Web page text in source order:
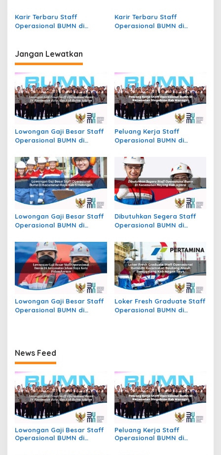
Tegal
Horisan, Kab. Simalungun
Karir Terbaru Staff
Operasional BUMN di
Karir Terbaru Staff
Operasional BUMN di
Jangan Lewatkan
Lowongan Gaji Besar Staff
Operasional BUMN di
Buton Selatan
Peluang Kerja Staff
Operasional BUMN di
Kab. Wonogiri
Lowongan Gaji Besar Staff
Operasional BUMN di
Simalungun
Dibutuhkan Segera Staff
Operasional BUMN di
Jepara
Lowongan Gaji Besar Staff
Operasional BUMN di
Loker Fresh Graduate Staff
Operasional BUMN di
News Feed
Lowongan Gaji Besar Staff
Operasional BUMN di
Peluang Kerja Staff
Operasional BUMN di